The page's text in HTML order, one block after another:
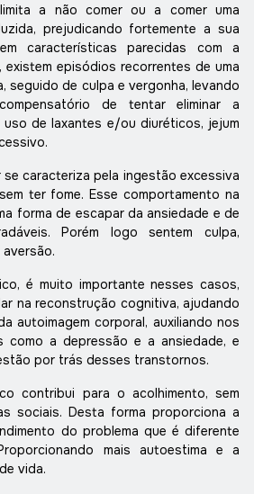
a não comer ou a comer uma
prejudicando fortemente a sua
características parecidas com a
existem episódios recorrentes de uma
seguido de culpa e vergonha, levando
de tentar eliminar a
uso de laxantes e/ou diuréticos, jejum
se caracteriza pela ingestão excessiva
ter fome. Esse comportamento na
forma de escapar da ansiedade e de
Porém logo sentem culpa,
é muito importante nesses casos,
na reconstrução cognitiva, ajudando
autoimagem corporal, auxiliando nos
como a depressão e a ansiedade, e
por trás desses transtornos.
contribui para o acolhimento, sem
sociais. Desta forma proporciona a
do problema que é diferente
mais autoestima e a
vida.